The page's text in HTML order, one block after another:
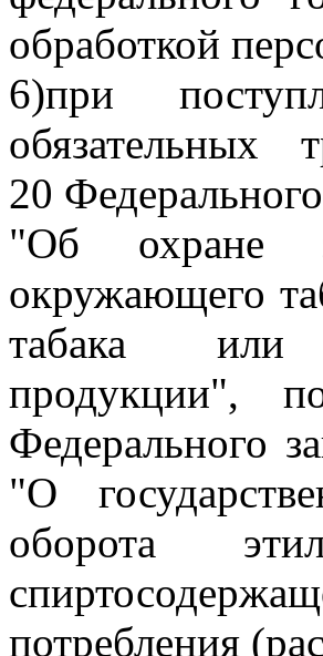
обработкой
6)при
обязательных
20
"Об охране
окружающего
табака или
продукции",
Федерального
"О
оборота
потребления